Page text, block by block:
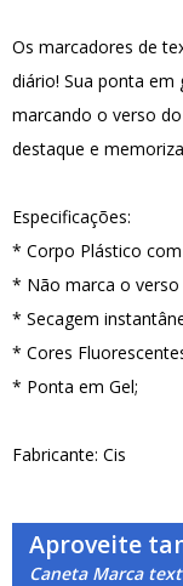
Os marcadores de
diário! Sua ponta em
marcando o verso
destaque e
Especificações:
* Corpo Plástico
* Não marca o verso
* Secagem
* Cores
* Ponta em Gel;
Fabricante: Cis
Aproveite
Caneta Marca